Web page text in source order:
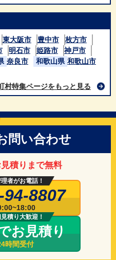
東大阪市 豊中市
枚方市
明石市 姫路市
神戸市
奈良市 和歌山県 和歌山市
村特集ページをもっと見る
問い合わせ
積りまで無料
者がお電話！
94-8807
積り大歓迎！
お見積り
時間受付